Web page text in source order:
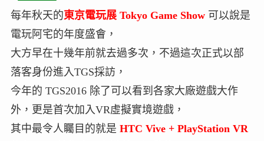
每年秋天的東京電玩展 Tokyo Game Show可以說是
電玩阿宅的年度盛會，
大方早在十幾年前就去過多次，不過這次正式以部
落客身份進入TGS採訪，
今年的 TGS2016 除了可以看到各家大廠遊戲大作
外，更是首次加入VR虛擬實境遊戲，
其中最令人矚目的就是 HTC Vive + PlayStation VR